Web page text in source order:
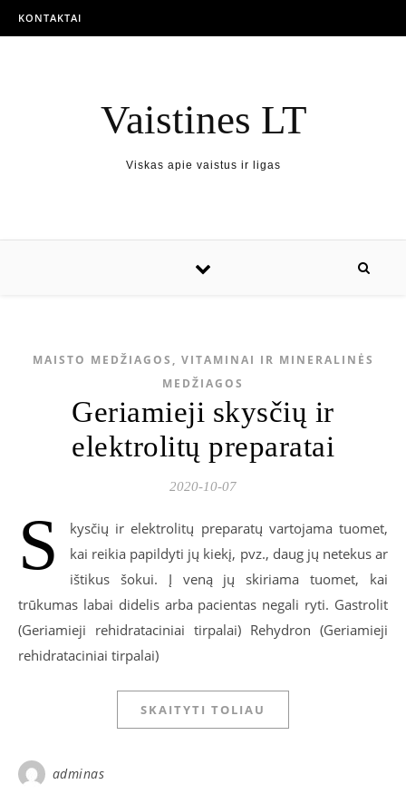
KONTAKTAI
Vaistines LT
Viskas apie vaistus ir ligas
MAISTO MEDŽIAGOS, VITAMINAI IR MINERALINĖS
MEDŽIAGOS
Geriamieji skysčių ir
elektrolitų preparatai
2020-10-07
S
kysčių ir elektrolitų preparatų vartojama tuomet,
kai reikia papildyti jų kiekį, pvz., daug jų netekus ar
ištikus šokui. Į veną jų skiriama tuomet, kai
trūkumas labai didelis arba pacientas negali ryti. Gastrolit
(Geriamieji rehidrataciniai tirpalai) Rehydron (Geriamieji
rehidrataciniai tirpalai)
SKAITYTI TOLIAU
adminas